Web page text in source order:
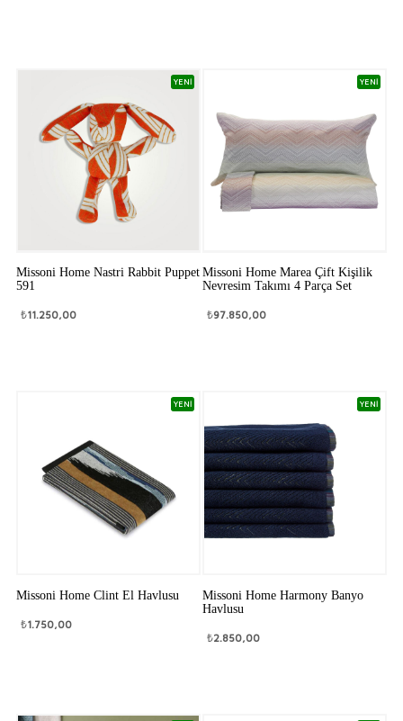
YENİ
Missoni Home Nastri Rabbit Puppet
591
₺11.250,00
YENİ
Missoni Home Marea Çift Kişilik
Nevresim Takımı 4 Parça Set
₺97.850,00
YENİ
Missoni Home Clint El Havlusu
₺1.750,00
YENİ
Missoni Home Harmony Banyo
Havlusu
₺2.850,00